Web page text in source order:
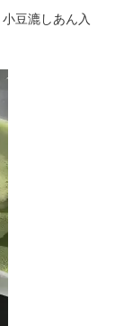
豆漉しあん入